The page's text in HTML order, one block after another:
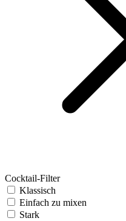
Cocktail-Filter
Klassisch
Einfach zu mixen
Stark